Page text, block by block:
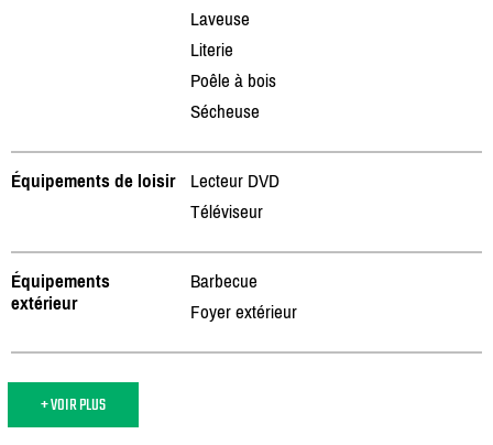
Laveuse
Literie
Poêle à bois
Sécheuse
Équipements de loisir
Lecteur DVD
Téléviseur
Équipements
extérieur
Barbecue
Foyer extérieur
+ VOIR PLUS